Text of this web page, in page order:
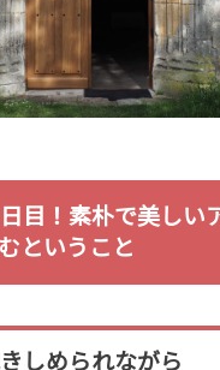
目！素朴で美しい
ということ
しめられながら